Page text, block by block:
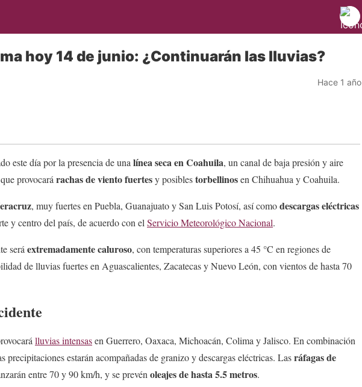
hoy 14 de junio: ¿Continuarán las lluvias?
Hace 1 año
este día por la presencia de una línea seca en Coahuila, un canal de baja presión y aire
provocará rachas de viento fuertesy posiblestorbellinosen Chihuahua y Coahuila.
, muy fuertes en Puebla, Guanajuato y San Luis Potosí, así comodescargas eléctricas
y centro del país, de acuerdo con el Servicio Meteorológico Nacional.
será extremadamente caluroso, con temperaturas superiores a 45 °C en regiones de
de lluvias fuertes en Aguascalientes, Zacatecas y Nuevo León, con vientos de hasta 70
lluvias intensasen Guerrero, Oaxaca, Michoacán, Colima y Jalisco. En combinación
precipitaciones estarán acompañadas de granizo y descargas eléctricas. Lasráfagas de
entre 70 y 90 km/h, y se prevén oleajes de hasta 5.5 metros.